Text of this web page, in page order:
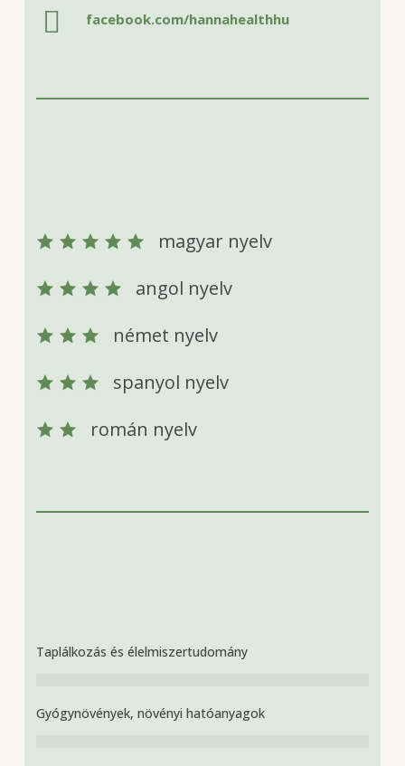
facebook.com/hannahealthhu
magyar nyelv
angol nyelv
német nyelv
spanyol nyelv
román nyelv
Taplálkozás és élelmiszertudomány
Gyógynövények, növényi hatóanyagok